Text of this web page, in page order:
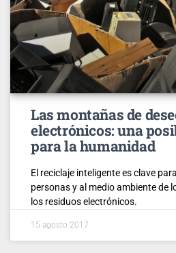
Las montañas de
electrónicos: una
para la humanidad
El reciclaje inteligente es clave
personas y al medio ambiente de
los residuos electrónicos.
15 agosto 2017